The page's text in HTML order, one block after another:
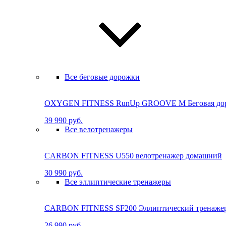
Все беговые дорожки
OXYGEN FITNESS RunUp GROOVE M Бе­го­вая
39 990 руб.
Все велотренажеры
CARBON FITNESS U550 велотренажер домашний
30 990 руб.
Все эллиптические тренажеры
CARBON FITNESS SF200 Эллиптический